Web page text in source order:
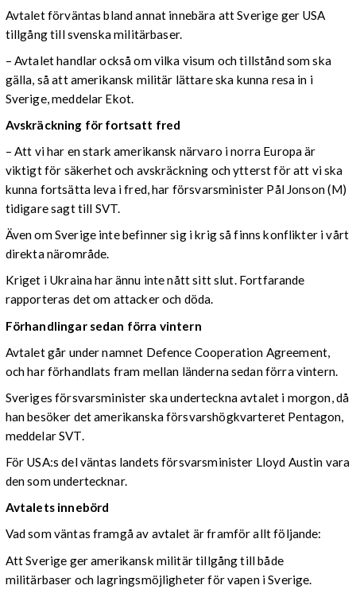
Avtalet förväntas bland annat innebära att Sverige ger USA
tillgång till svenska militärbaser.
– Avtalet handlar också om vilka visum och tillstånd som ska
gälla, så att amerikansk militär lättare ska kunna resa in i
Sverige, meddelar Ekot.
Avskräckning för fortsatt fred
– Att vi har en stark amerikansk närvaro i norra Europa är
viktigt för säkerhet och avskräckning och ytterst för att vi ska
kunna fortsätta leva i fred, har försvarsminister Pål Jonson (M)
tidigare sagt till SVT.
Även om Sverige inte befinner sig i krig så finns konflikter i vårt
direkta närområde.
Kriget i Ukraina har ännu inte nått sitt slut. Fortfarande
rapporteras det om attacker och döda.
Förhandlingar sedan förra vintern
Avtalet går under namnet Defence Cooperation Agreement,
och har förhandlats fram mellan länderna sedan förra vintern.
Sveriges försvarsminister ska underteckna avtalet i morgon, då
han besöker det amerikanska försvarshögkvarteret Pentagon,
meddelar SVT.
För USA:s del väntas landets försvarsminister Lloyd Austin vara
den som undertecknar.
Avtalets innebörd
Vad som väntas framgå av avtalet är framför allt följande:
Att Sverige ger amerikansk militär tillgång till både
militärbaser och lagringsmöjligheter för vapen i Sverige.